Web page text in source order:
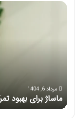
راهنمای
ژل مرداد 5, 1404
راهنمای کامل